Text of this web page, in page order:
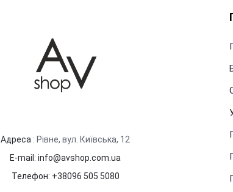
Адреса : Рівне, вул. Київська, 12
E-mail : info@avshop.com.ua
Телефон: +38096 505 5080